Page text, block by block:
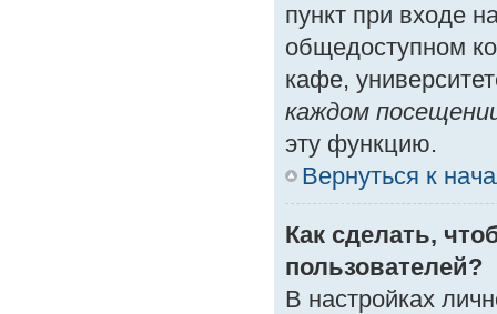
пункт при входе
общедоступном
кафе,
каждом
эту функцию.
Вернуться к
Как сделать,
пользователей?
В настройках